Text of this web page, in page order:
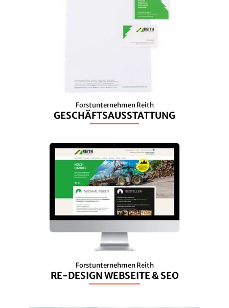
Forstunternehmen Reith
GESCHÄFTSAUSSTATTUNG
Forstunternehmen Reith
RE-DESIGN WEBSEITE & SEO